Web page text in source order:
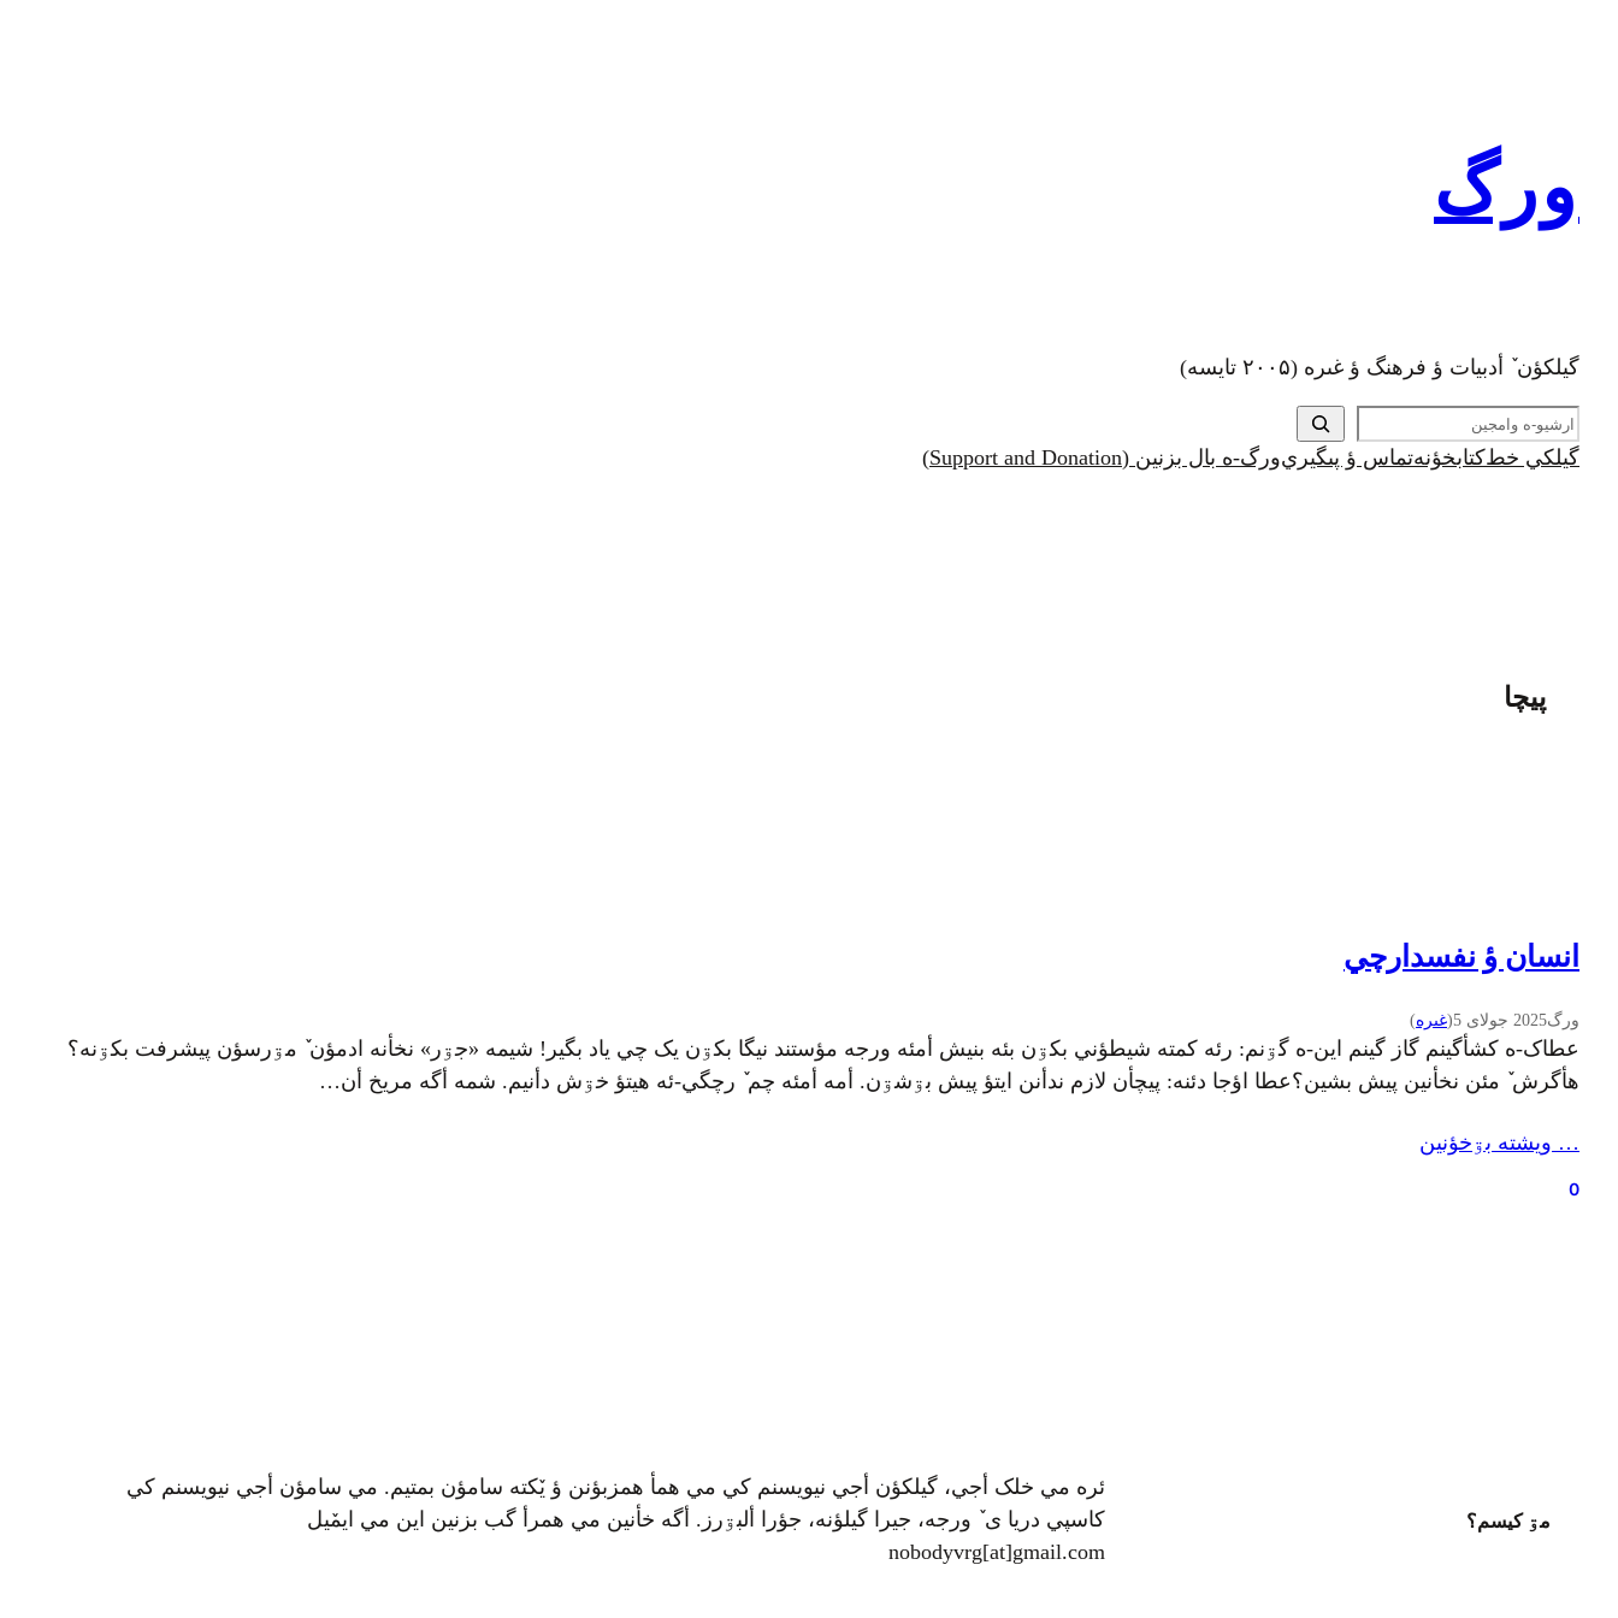
ورگ
گيلکؤن ٚ أدبیات ؤ فرهنگ ؤ غىره (۲۰۰۵ تايسه)
ج
س
تگيلکي خطکتابخؤنهتماس ؤ پىگيريورگ-ه بال بزنين (Support and Donation)
پیچا
انسان ؤ نفسدارچي
ورگ2025 جولای 5 (غىره)
عطاک-ه کشأگينم گاز گینم این-ه گۊنم: رئه کمته شيطؤني بکۊن بئه بنيش أمئه ورجه مؤستند نيگا بکۊن یک چي یاد بگير! شيمه «جۊر» نخأنه ادمؤن ٚ مۊرسؤن پیشرفت بکۊنه؟
هأگرش ٚ مئن نخأنين پيش بشين؟عطا اؤجا دئنه: پيچأن لازم ندأنن ايتؤ پیش بۊشۊن. أمه أمئه چم ٚ رچگي-ئه هيتؤ خۊش دأنيم. شمه أگه مریخ أن…
… ويشته بۊخؤنين
0
مۊ کيسم؟
ئره مي خلک أجي، گيلکؤن أجي نيويسنم کي مي همأ همزبؤنن ؤ يٚکته سامؤن بمتيم. مي سامؤن أجي نيويسنم کي
کاسپي دريا ی ٚ ورجه، جيرا گيلؤنه، جؤرا ألبۊرز. أگه خأنين مي همرأ گب بزنين اين مي ايمٚیل‌ ‌
nobodyvrg[at]gmail.com